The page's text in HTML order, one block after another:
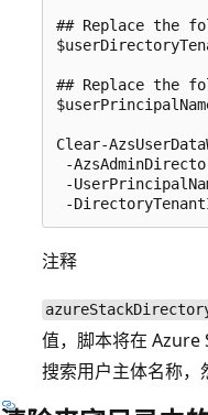
## Replace the
## Replace the
Clear-
-
-
注释
值，脚本将在 Azure
搜索用户主体名称，